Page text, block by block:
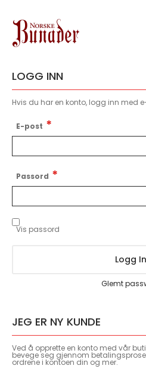
LOGG INN
Hvis du har en konto, logg inn med
E-post
Passord
Vis passord
Logg
Glemt
JEG ER NY KUNDE
Ved å opprette en konto med vår
bevege seg gjennom
ordrene i kontoen din og mer.